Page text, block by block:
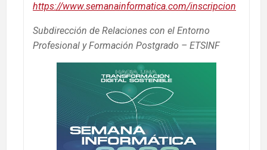
https://www.semanainformatica.com/inscripcion
Subdirección de Relaciones con el Entorno
Profesional y Formación Postgrado – ETSINF